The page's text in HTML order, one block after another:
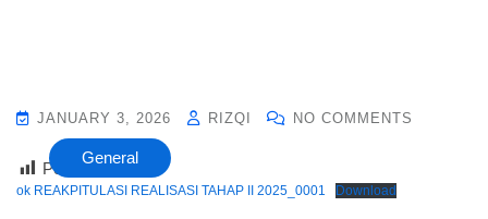
General
JANUARY 3, 2026 RIZQI NO COMMENTS
Post Views : 18
ok REAKPITULASI REALISASI TAHAP II 2025_0001 Download